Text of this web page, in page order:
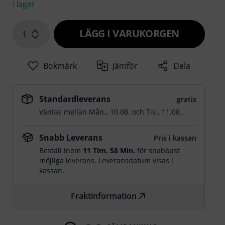
i lager
1 LÄGG I VARUKORGEN
Bokmärk Jämför Dela
Standardleverans
gratis
Väntas mellan Mån., 10.08. ochTis., 11.08..
Snabb Leverans
Pris i kassan
Beställ inom 11 Tim. 57 Min. för snabbast
möjliga leverans. Leveransdatum visas i
kassan.
Fraktinformation